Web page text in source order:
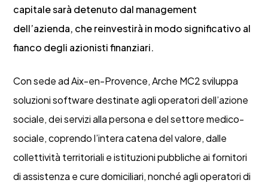
capitale sarà detenuto dal management
dell’azienda, che reinvestirà in modo significativo al
fianco degli azionisti finanziari.
Con sede ad Aix-en-Provence, Arche MC2 sviluppa
soluzioni software destinate agli operatori dell’azione
sociale, dei servizi alla persona e del settore medico-
sociale, coprendo l’intera catena del valore, dalle
collettività territoriali e istituzioni pubbliche ai fornitori
di assistenza e cure domiciliari, nonché agli operatori di